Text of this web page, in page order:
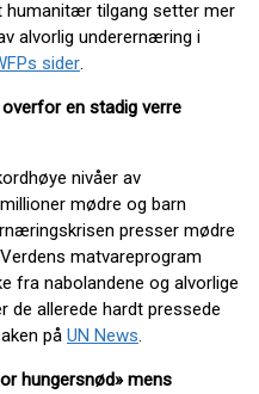
humanitær tilgang setter mer
alvorlig underernæring i
sider.
en stadig verre
nivåer av
mødre og barn
presser mødre
matvareprogram
fra nabolandene og alvorlige
de allerede hardt pressede
på UN News.
hungersnød» mens